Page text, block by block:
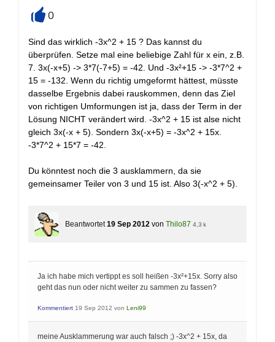
0
Sind das wirklich -3x^2 + 15 ? Das kannst du
überprüfen. Setze mal eine beliebige Zahl für x ein, z.B.
7. 3x(-x+5) -> 3*7(-7+5) = -42. Und -3x²+15 -> -3*7^2 +
15 = -132. Wenn du richtig umgeformt hättest, müsste
dasselbe Ergebnis dabei rauskommen, denn das Ziel
von richtigen Umformungen ist ja, dass der Term in der
Lösung NICHT verändert wird. -3x^2 + 15 ist alse nicht
gleich 3x(-x + 5). Sondern 3x(-x+5) = -3x^2 + 15x.
-3*7^2 + 15*7 = -42.
Du könntest noch die 3 ausklammern, da sie
gemeinsamer Teiler von 3 und 15 ist. Also 3(-x^2 + 5).
Beantwortet 19 Sep 2012 von Thilo87 4,3 k
Ja ich habe mich vertippt es soll heißen -3x²+15x. Sorry also
geht das nun oder nicht weiter zu sammen zu fassen?
Kommentiert 19 Sep 2012 von Leni99
meine Ausklammerung war auch falsch ;) -3x^2 + 15x, da